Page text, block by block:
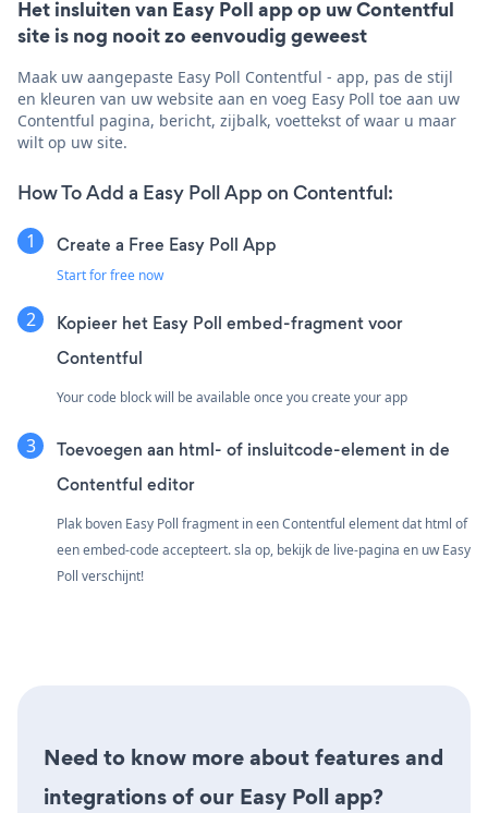
Het insluiten van Easy Poll app op uw Contentful
site is nog nooit zo eenvoudig geweest
Maak uw aangepaste Easy Poll Contentful - app, pas de stijl
en kleuren van uw website aan en voeg Easy Poll toe aan uw
Contentful pagina, bericht, zijbalk, voettekst of waar u maar
wilt op uw site.
How To Add a Easy Poll App on Contentful:
Create a Free Easy Poll App
Start for free now
Kopieer het Easy Poll embed-fragment voor
Contentful
Your code block will be available once you create your app
Toevoegen aan html- of insluitcode-element in de
Contentful editor
Plak boven Easy Poll fragment in een Contentful element dat html of
een embed-code accepteert. sla op, bekijk de live-pagina en uw Easy
Poll verschijnt!
Need to know more about features and
integrations of our Easy Poll app?